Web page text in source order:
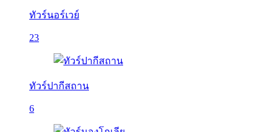
ทัวร์นอร์เวย์
23
ทัวร์ปากีสถาน
6